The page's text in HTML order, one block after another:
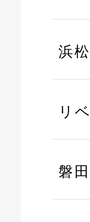
浜
リ
磐